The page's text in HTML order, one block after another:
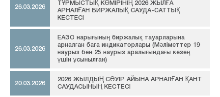
26.03.2026
ТҰРМЫСТЫҚ КӨМІРІНІҢ 2026 ЖЫЛҒА
АРНАЛҒАН БИРЖАЛЫҚ САУДА-САТТЫҚ
КЕСТЕСІ
26.03.2026
ЕАЭО нарығының биржалық тауарларына
арналған баға индикаторлары (Мәліметтер 19
наурыз бен 25 наурыз аралығындағы кезең
үшін ұсынылған)
20.03.2026
2026 ЖЫЛДЫҢ СӘУІР АЙЫНА АРНАЛҒАН ҚАНТ
САУДАСЫНЫҢ КЕСТЕСІ